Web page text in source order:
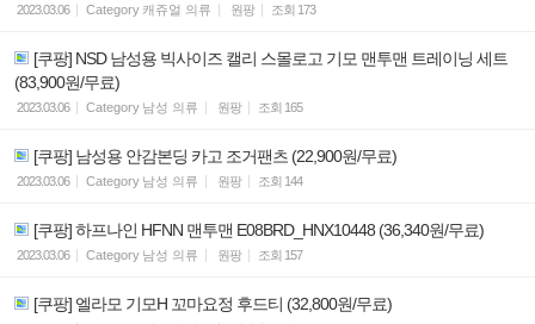
2023.03.06 Category 캐쥬얼 의류 원팡 조회 173
[쿠팡] NSD 남성용 빅사이즈 캘리 스몰로고 기모 맨투맨 트레이닝 세트
(83,900원/무료)
2023.03.06 Category 남성 의류 원팡 조회 165
[쿠팡] 남성용 안감본딩 카고 조거팬츠 (22,900원/무료)
2023.03.06 Category 남성 의류 원팡 조회 144
[쿠팡] 하프나인 HFNN 맨투맨 E08BRD_HNX10448 (36,340원/무료)
2023.03.06 Category 남성 의류 원팡 조회 157
[쿠팡] 엘라모 기모H 꼬마요정 후드티 (32,800원/무료)